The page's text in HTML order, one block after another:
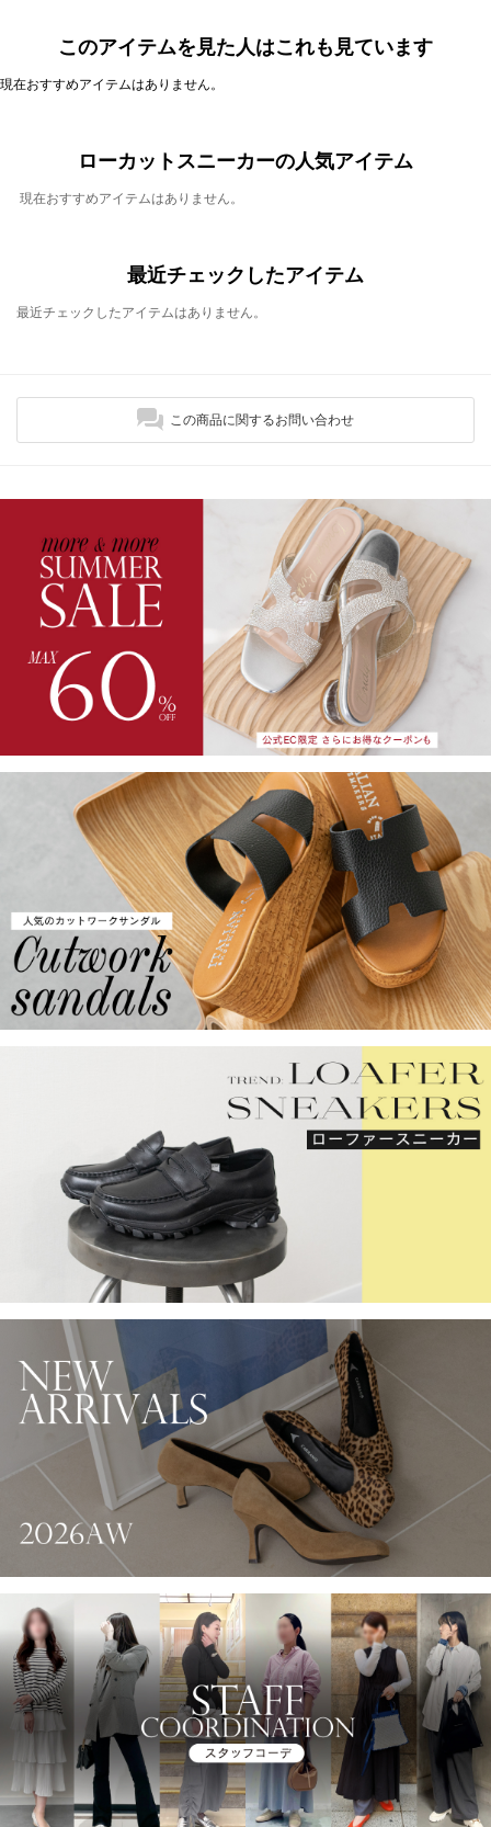
このアイテムを見た人はこれも見ています
現在おすすめアイテムはありません。
ローカットスニーカーの人気アイテム
現在おすすめアイテムはありません。
最近チェックしたアイテム
最近チェックしたアイテムはありません。
この商品に関するお問い合わせ